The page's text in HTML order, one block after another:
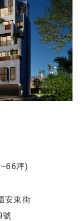
坪)
安東街
號